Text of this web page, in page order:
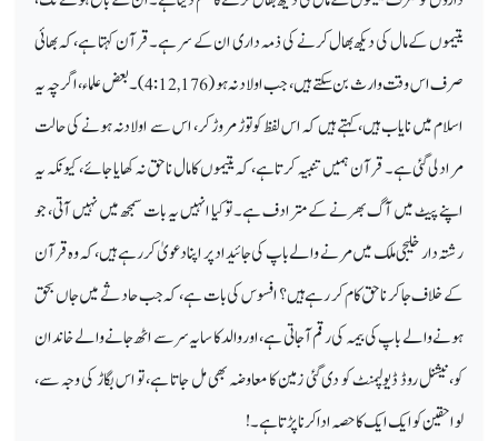
یتیموں کے مال کی دیکھ بھال کرنے کی ذمہ داری ان کے سر ہے۔ قرآن کہتا ہے، کہ بھائی
صرف اس وقت وارث بن سکتے ہیں، جب اولاد نہ ہو (4:12,176)۔ بعض علماء، اگرچہ یہ
اسلام میں نایاب ہیں، کہتے ہیں کہ اس لفظ کو توڑ مروڑ کر، اس سے اولاد نہ ہونے کی حالت
مراد لی گئی ہے۔ قرآن ہمیں تنبیہ کرتا ہے، کہ یتیموں کا مال ناحق نہ کھایا جائے، کیونکہ یہ
اپنے پیٹ میں آگ بھرنے کے مترادف ہے۔ تو کیا انہیں یہ بات سمجھ میں نہیں آتی، جو
رشتہ دار خلیجی ملک میں مرنے والے باپ کی جائیداد پر اپنا دعویٰ کر رہے ہیں، کہ وہ قرآن
کے خلاف جا کر ناحق کام کر رہے ہیں؟ افسوس کی بات ہے، کہ جب حادثے میں جاں بحق
ہونے والے باپ کی بیمہ کی رقم آجاتی ہے، اور والد کا سایہ سر سے اٹھ جانے والے خاندان
کو، نیشنل روڈ ڈیولپمنٹ کو دی گئی زمین کا معاوضہ بھی مل جاتا ہے، تو اس بگاڑ کی وجہ سے،
لواحقین کو ایک ایک کا حصہ ادا کرنا پڑتا ہے۔ !